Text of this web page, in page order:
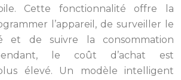
Cette fonctionnalité offre la
l’appareil, de surveiller le
et de suivre la consommation
le coût d’achat est
élevé. Un modèle intelligent